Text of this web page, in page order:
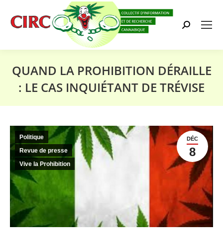
Search:
QUAND LA PROHIBITION DÉRAILLE
: LE CAS INQUIÉTANT DE TRÉVISE
DÉC
8
Politique
Revue de presse
Vive la Prohibition